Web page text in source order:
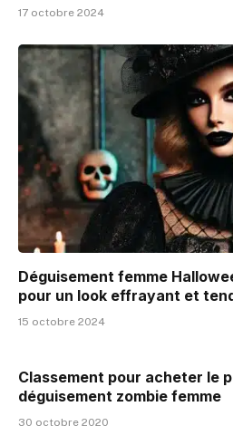
17 octobre 2024
Déguisement femme
pour un look effrayant et
15 octobre 2024
Classement pour acheter le
déguisement zombie femme
30 octobre 2020